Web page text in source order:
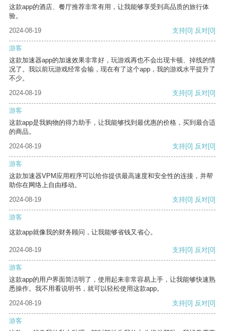
这款app的酒店、餐厅推荐非常有用，让我能够享受到高品质的旅行体
验。
2024-08-19
支持[0] 反对[0]
游客
这款加速器app的加速效果非常好，玩游戏再也不会出现卡顿、掉线的情
况了。我以前玩游戏经常会输，现在有了这个app，我的游戏水平提升了
不少。
2024-08-19
支持[0] 反对[0]
游客
这款app是我购物的得力助手，让我能够找到最优惠的价格，买到最合适
的商品。
2024-08-19
支持[0] 反对[0]
游客
这款加速器VPM应用程序可以给你提供最高速度和安全性的连接，并帮
助你在网络上自由移动。
2024-08-19
支持[0] 反对[0]
游客
这款app就像我的财务顾问，让我能够省钱又省心。
2024-08-19 支持[0] 反对[0]
游客
这款app的用户界面简洁明了，使用起来非常容易上手，让我能够快速熟
悉操作。我不用看说明书，就可以轻松使用这款app。
2024-08-19
支持[0] 反对[0]
游客